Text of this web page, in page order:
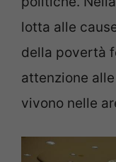
lotta alle
della povertà
attenzione
vivono nelle